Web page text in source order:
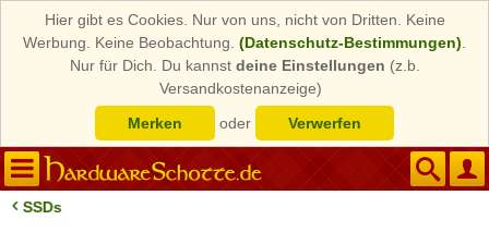
Hier gibt es Cookies. Nur von uns, nicht von Dritten. Keine
Werbung. Keine Beobachtung. (Datenschutz-Bestimmungen)
Nur für Dich. Du kannst deine Einstellungen (z.b.
Versandkostenanzeige)
Merken
oder Verwerfen
SSDs